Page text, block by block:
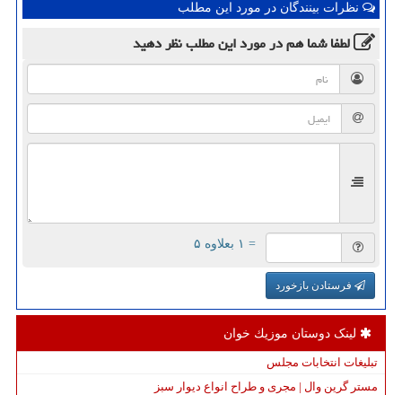
نظرات بینندگان در مورد این مطلب
لطفا شما همدر مورد این مطلبنظر دهید
= ۱ بعلاوه ۵
فرستادن بازخورد
لینک دوستان موزیك خوان
تبلیغات انتخابات مجلس
مستر گرین وال | مجری و طراح انواع دیوار سبز